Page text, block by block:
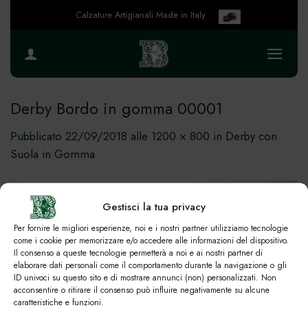
Gestisci la tua privacy
Per fornire le migliori esperienze, noi e i nostri partner utilizziamo tecnologie
come i cookie per memorizzare e/o accedere alle informazioni del dispositivo.
Il consenso a queste tecnologie permetterà a noi e ai nostri partner di
elaborare dati personali come il comportamento durante la navigazione o gli
ID univoci su questo sito e di mostrare annunci (non) personalizzati. Non
acconsentire o ritirare il consenso può influire negativamente su alcune
caratteristiche e funzioni.
Calzature Artigianali Made in Italy
Derby Bordo in gomma 00001
Pubblicato 22/09/2018 alle 1200 × 800 in Derby con
Suola in Gomma